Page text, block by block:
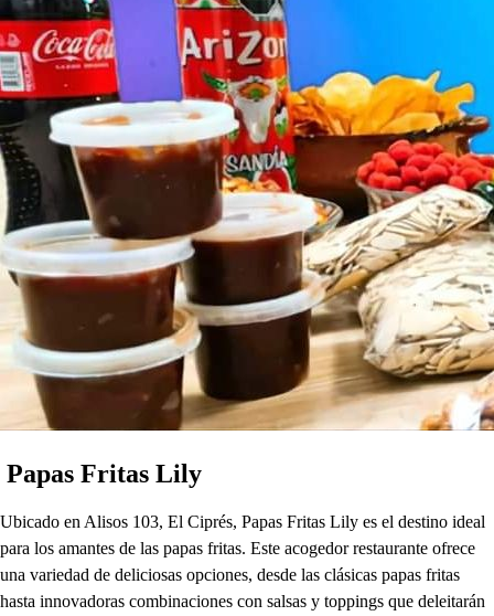
Papas Fritas Lily
Ubicado en Alisos 103, El Ciprés, Papas Fritas Lily es el destino ideal
para los amantes de las papas fritas. Este acogedor restaurante ofrece
una variedad de deliciosas opciones, desde las clásicas papas fritas
hasta innovadoras combinaciones con salsas y toppings que deleitarán